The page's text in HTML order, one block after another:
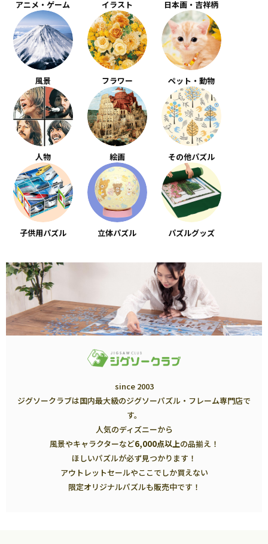
アニメ・ゲーム イラスト 日本画・吉祥柄
風景 フラワー ペット・動物
人物 絵画 その他パズル
子供用パズル 立体パズル パズルグッズ
since 2003
ジグソークラブは国内最大級のジグソーパズル・フレーム専門店で
す。
人気のディズニーから
風景やキャラクターなど6,000点以上の品揃え！
ほしいパズルが必ず見つかります！
アウトレットセールやここでしか買えない
限定オリジナルパズルも販売中です！